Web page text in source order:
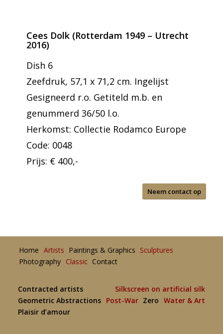
Cees Dolk (Rotterdam 1949 – Utrecht
2016)
Dish 6
Zeefdruk, 57,1 x 71,2 cm. Ingelijst
Gesigneerd r.o. Getiteld m.b. en
genummerd 36/50 l.o.
Herkomst: Collectie Rodamco Europe
Code: 0048
Prijs: € 400,-
Neem contact op
Home Artists Paintings & Graphics Sculptures
Photography Classic Contact
Contracted artists
Silkscreen on artificial silk
Geometric Abstractions
Post-War Zero Water & Art
Plaisir d’amour